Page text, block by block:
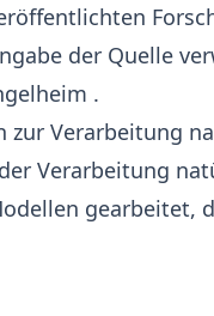
der Quelle
.
zur Verarbeitung
Verarbeitung
gearbeitet,